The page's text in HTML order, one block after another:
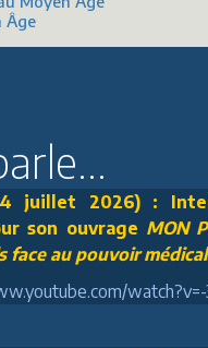
Âge
juillet 2026) :
son ouvrage MON
face au pouvoir